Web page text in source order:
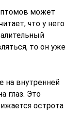
может
что у него
то он уже
на внутренней
глаз. Это
острота